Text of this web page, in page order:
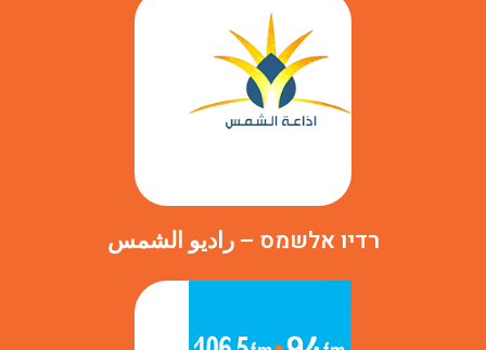
רדיו אלשמס – راديو الشمس